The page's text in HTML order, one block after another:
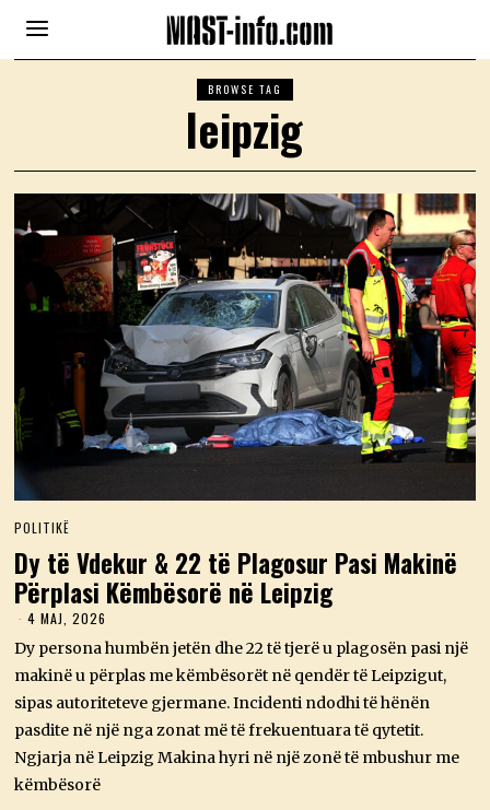
BROWSE TAG
leipzig
POLITIKË
Dy të Vdekur & 22 të Plagosur Pasi Makinë
Përplasi Këmbësorë në Leipzig
4 MAJ, 2026
A
J
2
0
2
6
Dy persona humbën jetën dhe 22 të tjerë u plagosën pasi një
makinë u përplas me këmbësorët në qendër të Leipzigut,
sipas autoriteteve gjermane. Incidenti ndodhi të hënën
pasdite në një nga zonat më të frekuentuara të qytetit.
Ngjarja në Leipzig Makina hyri në një zonë të mbushur me
këmbësorë